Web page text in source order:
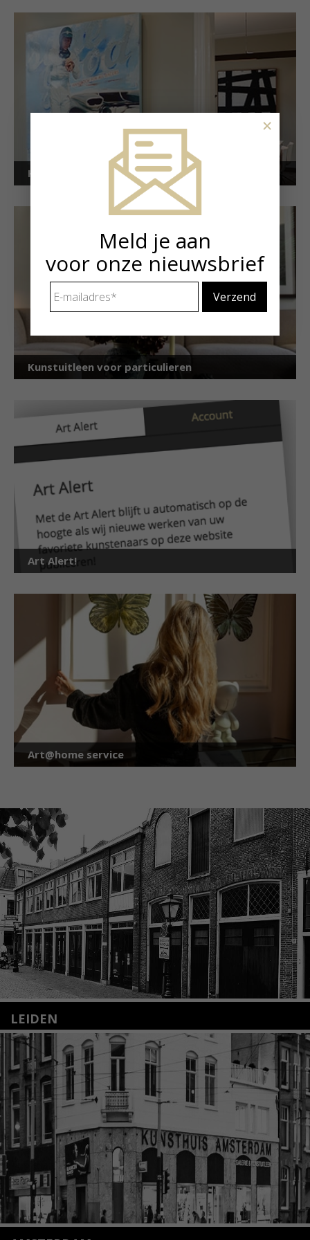
Kunstuitleen voor bedrijven
Kunstuitleen voor particulieren
Art Alert!
Art@home service
LEIDEN
Nieuwstraat 35
2312 KA Leiden
+31(0)71 – 52 84 480
info@kunsthuisleiden.nl
Lees meer
Meld je aan
voor onze nieuwsbrief
mailadres *
×